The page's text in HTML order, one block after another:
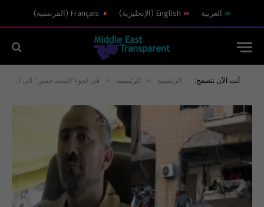
العربية English
( الإنجليزية)
Français
( الفرنسية)
أنت الآن تتصفح: الرئيسية » الرئيسية » في لجوء”السيد حسن” الى اليمن